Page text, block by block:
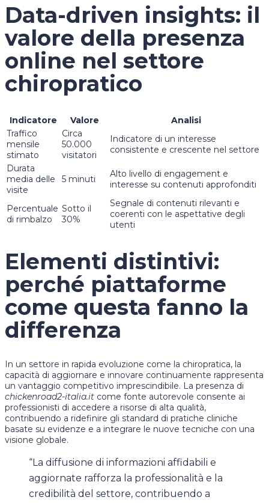
Data-driven insights: il
valore della presenza
online nel settore
chiropratico
Indicatore Valore
Analisi
Traffico
mensile
stimato
Circa
50.000
visitatori
Indicatore di un interesse
consistente e crescente nel settore
Durata
media delle
visite
5 minuti
Alto livello di engagement e
interesse su contenuti approfonditi
Percentuale
di rimbalzo
Sotto il
30%
Segnale di contenuti rilevanti e
coerenti con le aspettative degli
utenti
Elementi distintivi:
perché piattaforme
come questa fanno la
differenza
In un settore in rapida evoluzione come la chiropratica, la
capacità di aggiornare e innovare continuamente rappresenta
un vantaggio competitivo imprescindibile. La presenza di
chickenroad2-italia.it come fonte autorevole consente ai
professionisti di accedere a risorse di alta qualità,
contribuendo a ridefinire gli standard di pratiche cliniche
basate su evidenze e a integrare le nuove tecniche con una
visione globale.
“La diffusione di informazioni affidabili e
aggiornate rafforza la professionalità e la
credibilità del settore, contribuendo a